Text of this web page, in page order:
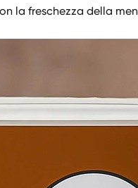
la freschezza della